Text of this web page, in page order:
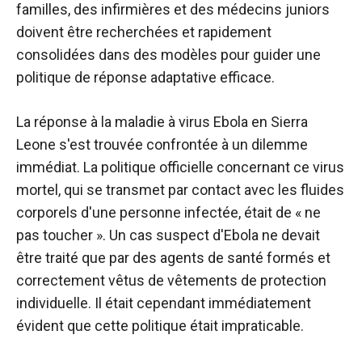
familles, des infirmières et des médecins juniors
doivent être recherchées et rapidement
consolidées dans des modèles pour guider une
politique de réponse adaptative efficace.
La réponse à la maladie à virus Ebola en Sierra
Leone s'est trouvée confrontée à un dilemme
immédiat. La politique officielle concernant ce virus
mortel, qui se transmet par contact avec les fluides
corporels d'une personne infectée, était de « ne
pas toucher ». Un cas suspect d'Ebola ne devait
être traité que par des agents de santé formés et
correctement vêtus de vêtements de protection
individuelle. Il était cependant immédiatement
évident que cette politique était impraticable.